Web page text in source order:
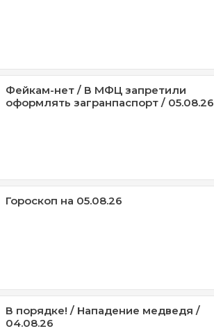
Фейкам-нет / В МФЦ запретили
оформлять загранпаспорт / 05.08.26
Гороскоп на 05.08.26
В порядке! / Нападение медведя /
04.08.26